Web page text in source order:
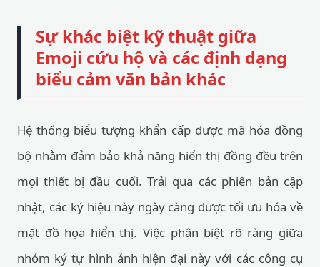
Sự khác biệt kỹ thuật giữa
Emoji cứu hộ và các định dạng
biểu cảm văn bản khác
Hệ thống biểu tượng khẩn cấp được mã hóa đồng
bộ nhằm đảm bảo khả năng hiển thị đồng đều trên
mọi thiết bị đầu cuối. Trải qua các phiên bản cập
nhật, các ký hiệu này ngày càng được tối ưu hóa về
mặt đồ họa hiển thị. Việc phân biệt rõ ràng giữa
nhóm ký tự hình ảnh hiện đại này với các công cụ